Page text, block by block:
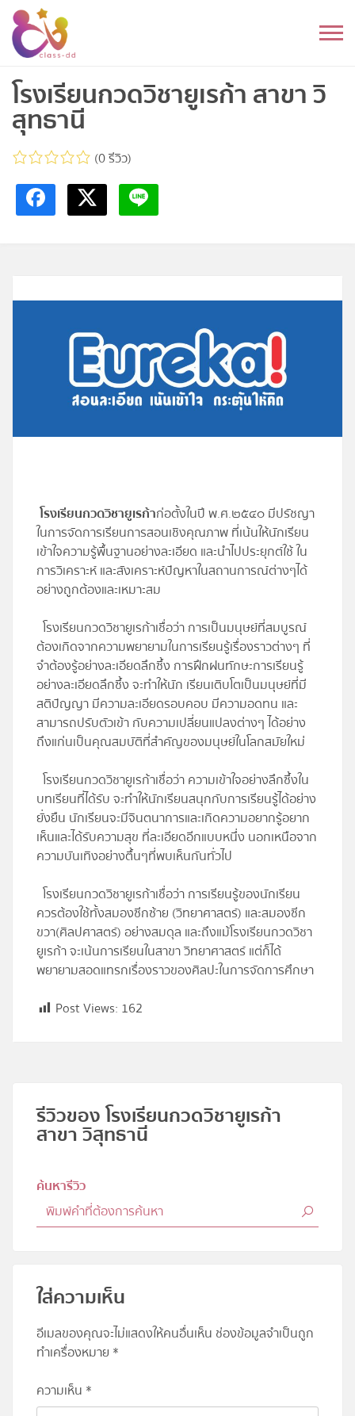
Skip
content
อนุบาล
ประถม
มัธยมต้น
มัธยมปลาย
ดนตรี
โปรไฟล์
ข่าวสาร
เข้าสู่ระบบ
โรงเรียนกวดวิชายูเรก้า สาขา วิ
สุทธานี
(0 รีวิว)
โรงเรียนกวดวิชายูเรก้าก่อตั้งในปี พ.ศ.๒๕๔๐ มีปรัชญา
ในการจัดการเรียนการสอนเชิงคุณภาพ ที่เน้นให้นักเรียน
เข้าใจความรู้พื้นฐานอย่างละเอียด และนำไปประยุกต์ใช้ ใน
การวิเคราะห์ และสังเคราะห์ปัญหาในสถานการณ์ต่างๆได้
อย่างถูกต้องและเหมาะสม
โรงเรียนกวดวิชายูเรก้าเชื่อว่า การเป็นมนุษย์ที่สมบูรณ์
ต้องเกิดจากความพยายามในการเรียนรู้เรื่องราวต่างๆ ที่
จำต้องรู้อย่างละเอียดลึกซึ้ง การฝึกฝนทักษะการเรียนรู้
อย่างละเอียดลึกซึ้ง จะทำให้นัก เรียนเติบโตเป็นมนุษย์ที่มี
สติปัญญา มีความละเอียดรอบคอบ มีความอดทน และ
สามารถปรับตัวเข้า กับความเปลี่ยนแปลงต่างๆ ได้อย่าง
ถึงแก่นเป็นคุณสมบัติที่สำคัญของมนุษย์ในโลกสมัยใหม่
โรงเรียนกวดวิชายูเรก้าเชื่อว่า ความเข้าใจอย่างลึกซึ้งใน
บทเรียนที่ได้รับ จะทำให้นักเรียนสนุกกับการเรียนรู้ได้อย่าง
ยั่งยืน นักเรียนจะมีจินตนาการและเกิดความอยากรู้อยาก
เห็นและได้รับความสุข ที่ละเอียดอีกแบบหนึ่ง นอกเหนือจาก
ความบันเทิงอย่างตื้นๆที่พบเห็นกันทั่วไป
โรงเรียนกวดวิชายูเรก้าเชื่อว่า การเรียนรู้ของนักเรียน
ควรต้องใช้ทั้งสมองซีกซ้าย (วิทยาศาสตร์) และสมองซีก
ขวา(ศิลปศาสตร์) อย่างสมดุล และถึงแม้โรงเรียนกวดวิชา
ยูเรก้า จะเน้นการเรียนในสาขา วิทยาศาสตร์ แต่ก็ได้
พยายามสอดแทรกเรื่องราวของศิลปะในการจัดการศึกษา
Post Views: 162
รีวิวของ โรงเรียนกวดวิชายูเรก้า
สาขา วิสุทธานี
ค้นหารีวิว
ใส่ความเห็น
อีเมลของคุณจะไม่แสดงให้คนอื่นเห็น ช่องข้อมูลจำเป็นถูก
ทำเครื่องหมาย *
ความเห็น *